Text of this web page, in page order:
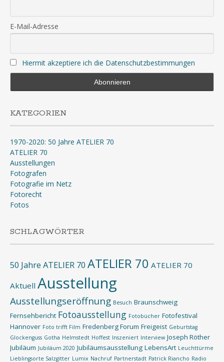
E-Mail-Adresse
Hiermit akzeptiere ich die Datenschutzbestimmungen
KATEGORIEN
1970-2020: 50 Jahre ATELIER 70
ATELIER 70
Ausstellungen
Fotografen
Fotografie im Netz
Fotorecht
Fotos
SCHLAGWÖRTER
50 Jahre ATELIER 70 ATELIER 70 ATELIER 70
Aktuell Ausstellung
Ausstellungseröffnung Besuch Braunschweig
Fernsehbericht Fotoausstellung Fotobücher Fotofestival
Hannover Foto trifft Film Fredenberg Forum Freigeist Geburtstag
Glockenguss Gotha Helmstedt Hoffest Inszeniert Interview Joseph Röther
Jubiläum Jubiläum 2020 Jubiläumsausstellung LebensArt Leuchttürme
Lieblingsorte Salzgitter Lumix Nachruf Partnerstadt Patrick Riancho Radio